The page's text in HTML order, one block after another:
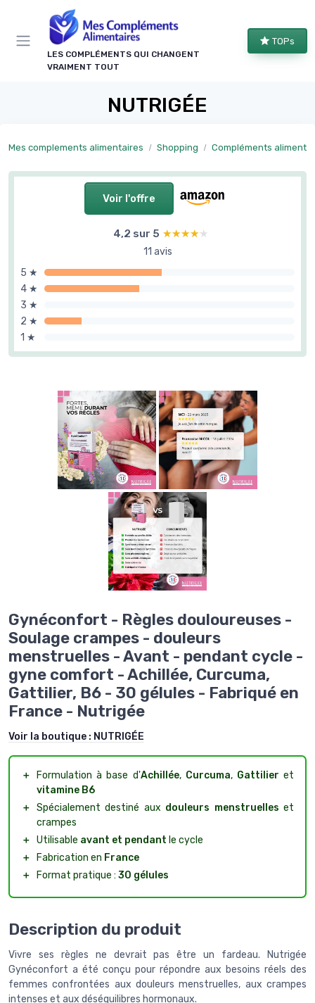
LES COMPLÉMENTS QUI CHANGENT
VRAIMENT TOUT
TOPs
NUTRIGÉE
Mes complements alimentaires Shopping Compléments alimentaires naturels et
Voir l'offre
4,2 sur 5 ★★★★★
★★★★★
11 avis
5 ★
4 ★
3 ★
2 ★
1 ★
Gynéconfort - Règles douloureuses -
Soulage crampes - douleurs
menstruelles - Avant - pendant cycle -
gyne comfort - Achillée, Curcuma,
Gattilier, B6 - 30 gélules - Fabriqué en
France - Nutrigée
Voir la boutique : NUTRIGÉE
＋ Formulation à base d'Achillée, Curcuma, Gattilier et
vitamine B6
＋ Spécialement destiné aux douleurs menstruelles et
crampes
＋ Utilisable avant et pendant le cycle
＋
Fabrication en France
＋
Format pratique : 30 gélules
Description du produit
Vivre ses règles ne devrait pas être un fardeau. Nutrigée
Gynéconfort a été conçu pour répondre aux besoins réels des
femmes confrontées aux douleurs menstruelles, aux crampes
intenses et aux déséquilibres hormonaux.
Panneau de gestion des cookies